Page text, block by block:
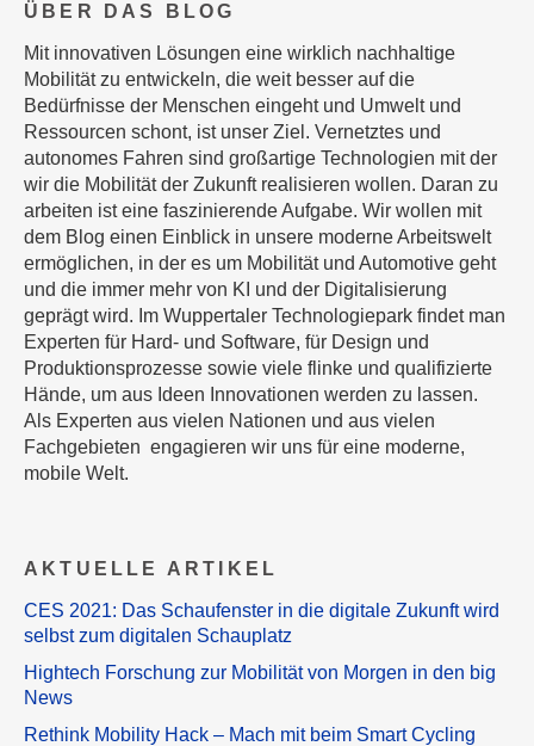
ÜBER DAS BLOG
Mit innovativen Lösungen eine wirklich nachhaltige
Mobilität zu entwickeln, die weit besser auf die
Bedürfnisse der Menschen eingeht und Umwelt und
Ressourcen schont, ist unser Ziel. Vernetztes und
autonomes Fahren sind großartige Technologien mit der
wir die Mobilität der Zukunft realisieren wollen. Daran zu
arbeiten ist eine faszinierende Aufgabe. Wir wollen mit
dem Blog einen Einblick in unsere moderne Arbeitswelt
ermöglichen, in der es um Mobilität und Automotive geht
und die immer mehr von KI und der Digitalisierung
geprägt wird. Im Wuppertaler Technologiepark findet man
Experten für Hard- und Software, für Design und
Produktionsprozesse sowie viele flinke und qualifizierte
Hände, um aus Ideen Innovationen werden zu lassen.
Als Experten aus vielen Nationen und aus vielen
Fachgebieten engagieren wir uns für eine moderne,
mobile Welt.
AKTUELLE ARTIKEL
CES 2021: Das Schaufenster in die digitale Zukunft wird
selbst zum digitalen Schauplatz
Hightech Forschung zur Mobilität von Morgen in den big
News
Rethink Mobility Hack – Mach mit beim Smart Cycling